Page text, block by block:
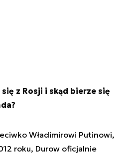
z Rosji i skąd bierze się
Władimirowi Putinowi,
roku, Durow oficjalnie